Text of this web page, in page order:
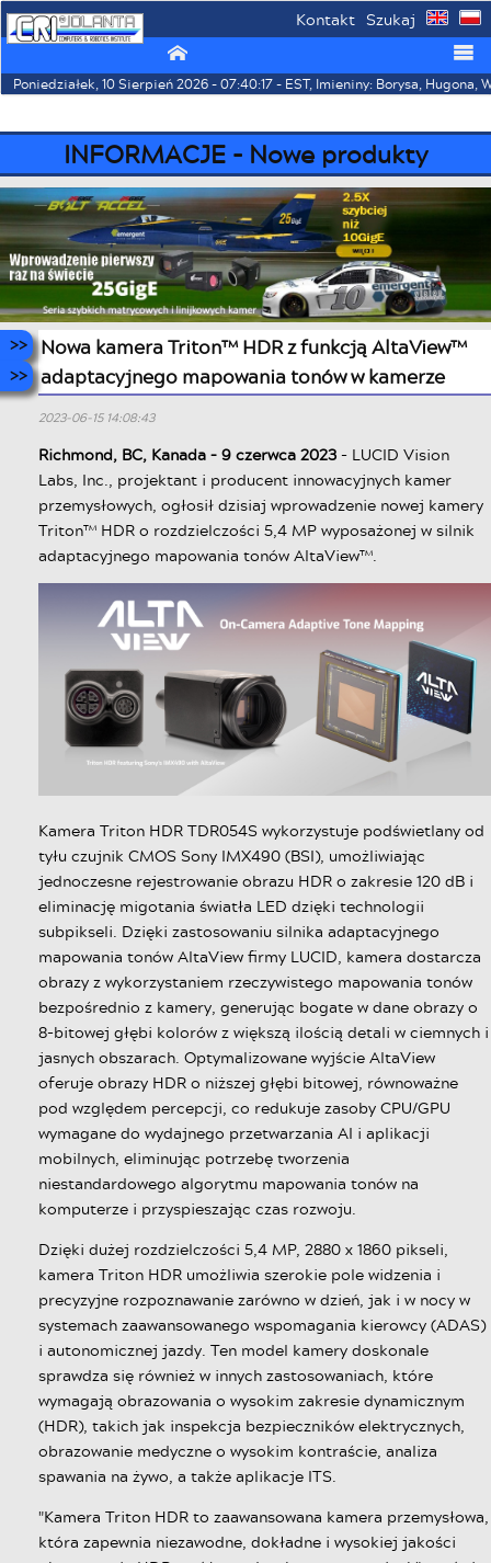
Kontakt Szukaj
⌂ ☰
Poniedziałek, 10 Sierpień 2026 - 07:40:17 - EST, Imieniny: Borysa, Hugona,
INFORMACJE - Nowe produkty
Nowa kamera Triton™ HDR z funkcją AltaView™
adaptacyjnego mapowania tonów w kamerze
2023-06-15 14:08:43
Richmond, BC, Kanada – 9 czerwca 2023- LUCID Vision
Labs, Inc., projektant i producent innowacyjnych kamer
przemysłowych, ogłosił dzisiaj wprowadzenie nowej kamery
Triton™ HDR o rozdzielczości 5,4 MP wyposażonej w silnik
adaptacyjnego mapowania tonów AltaView™.
Kamera Triton HDR TDR054S wykorzystuje podświetlany od
tyłu czujnik CMOS Sony IMX490 (BSI), umożliwiając
jednoczesne rejestrowanie obrazu HDR o zakresie 120 dB i
eliminację migotania światła LED dzięki technologii
subpikseli. Dzięki zastosowaniu silnika adaptacyjnego
mapowania tonów AltaView firmy LUCID, kamera dostarcza
obrazy z wykorzystaniem rzeczywistego mapowania tonów
bezpośrednio z kamery, generując bogate w dane obrazy o
8-bitowej głębi kolorów z większą ilością detali w ciemnych i
jasnych obszarach. Optymalizowane wyjście AltaView
oferuje obrazy HDR o niższej głębi bitowej, równoważne
pod względem percepcji, co redukuje zasoby CPU/GPU
wymagane do wydajnego przetwarzania AI i aplikacji
mobilnych, eliminując potrzebę tworzenia
niestandardowego algorytmu mapowania tonów na
komputerze i przyspieszając czas rozwoju.
Dzięki dużej rozdzielczości 5,4 MP, 2880 x 1860 pikseli,
kamera Triton HDR umożliwia szerokie pole widzenia i
precyzyjne rozpoznawanie zarówno w dzień, jak i w nocy w
systemach zaawansowanego wspomagania kierowcy (ADAS)
i autonomicznej jazdy. Ten model kamery doskonale
sprawdza się również w innych zastosowaniach, które
wymagają obrazowania o wysokim zakresie dynamicznym
(HDR), takich jak inspekcja bezpieczników elektrycznych,
obrazowanie medyczne o wysokim kontraście, analiza
spawania na żywo, a także aplikacje ITS.
"Kamera Triton HDR to zaawansowana kamera przemysłowa,
która zapewnia niezawodne, dokładne i wysokiej jakości